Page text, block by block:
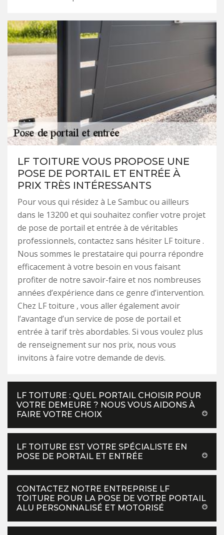
LF TOITURE VOUS PROPOSE UNE
POSE DE PORTAIL ET ENTRÉE À
PRIX TRÈS INTÉRESSANTS
Pour vous qui résidez à Le Sambuc ou ailleurs
dans le 13200 et qui souhaitez confier votre projet
de pose de portail et entrée à de véritables
professionnels, contactez sans hésiter LF toiture .
Nous sommes le prestataire qui pourra répondre
efficacement à votre besoin en vous faisant
profiter de notre savoir-faire et nos nombreuses
années d’expérience dans ce genre d’intervention.
Chez LF toiture , vous aller également avoir
l’avantage d’un service de pose de portail et
entrée à tarif très abordables. Si vous voulez plus
de renseignement sur nos prix, nous vous
invitons à faire votre demande de devis.
LF TOITURE : QUEL PORTAIL CHOISIR POUR
VOTRE DEMEURE ? NOUS VOUS AIDONS À
FAIRE VOTRE CHOIX
LF TOITURE EST VOTRE SPÉCIALISTE EN
POSE DE PORTAIL ET ENTRÉE
CONTACTEZ NOTRE ENTREPRISE LF
TOITURE POUR LA POSE DE VOTRE PORTAIL
ALU PERSONNALISÉ ET MOTORISÉ